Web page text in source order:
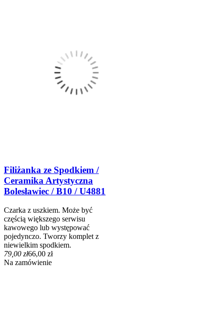
Filiżanka ze Spodkiem /
Ceramika Artystyczna
Bolesławiec / B10 / U4881
Czarka z uszkiem. Może być
częścią większego serwisu
kawowego lub występować
pojedynczo. Tworzy komplet z
niewielkim spodkiem.
79,00 zł66,00 zł
Na zamówienie